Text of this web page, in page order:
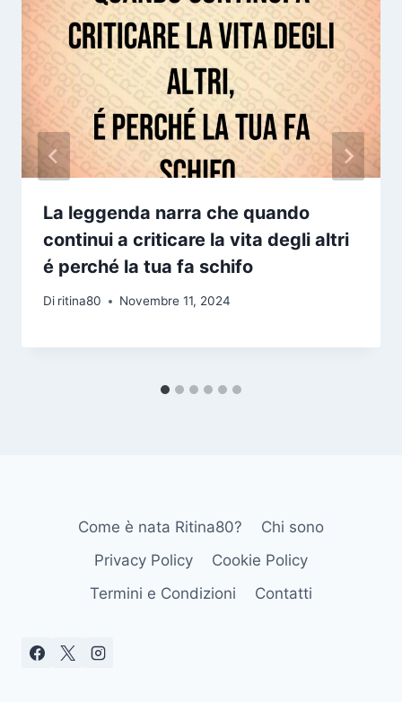
La leggenda narra che quando
continui a criticare la vita degli altri
é perché la tua fa schifo
Di ritina80 Novembre 11, 2024
Come è nata Ritina80?
Chi sono
Privacy Policy
Cookie Policy
Termini e Condizioni
Contatti